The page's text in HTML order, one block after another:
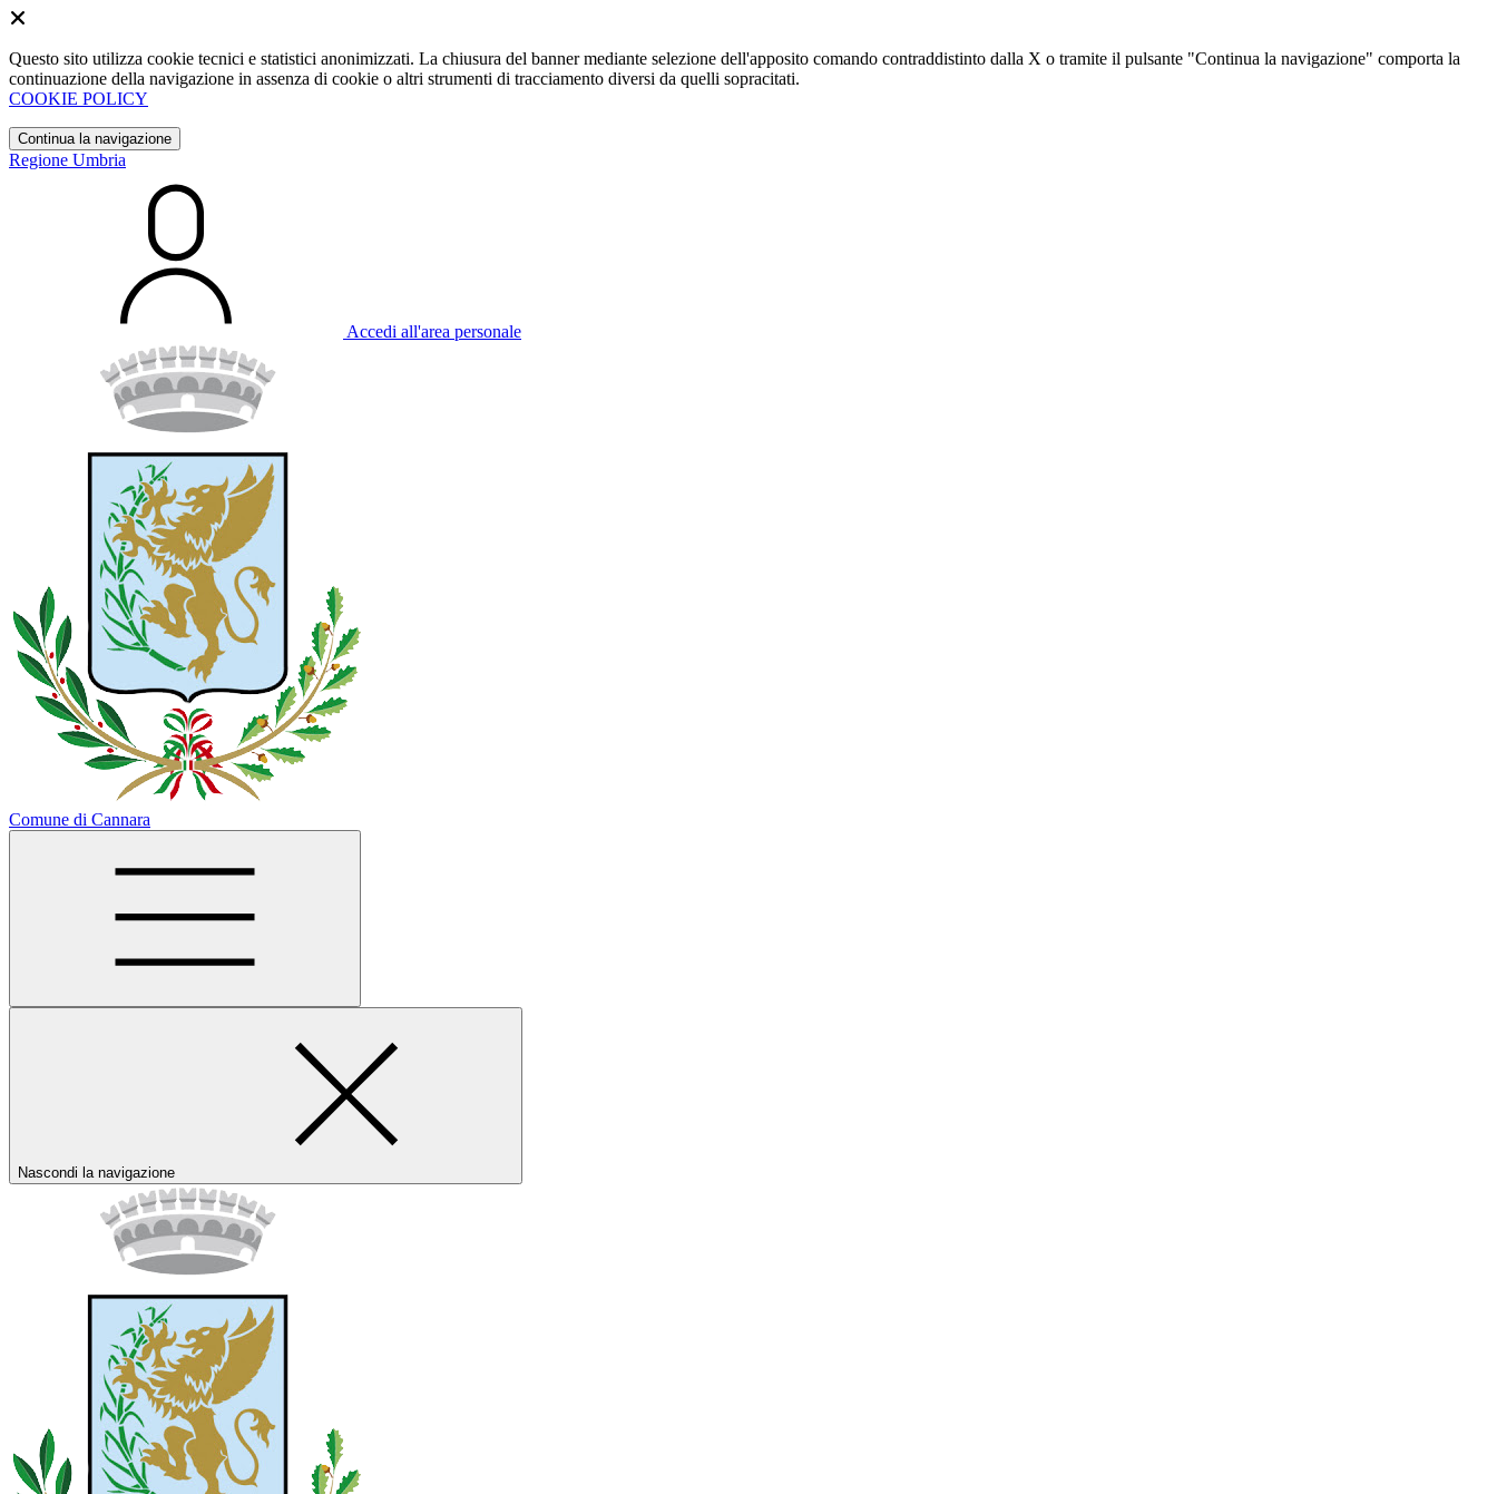
Questo sito utilizza cookie tecnici e statistici anonimizzati. La chiusura del banner mediante selezione dell'apposito comando contraddistinto dalla X o tramite il pulsante "Continua la navigazione" comporta la
continuazione della navigazione in assenza di cookie o altri strumenti di tracciamento diversi da quelli sopracitati.
COOKIE POLICY
Continua la navigazione
Regione Umbria
Accedi all'area personale
Comune di Cannara
Nascondi la navigazione